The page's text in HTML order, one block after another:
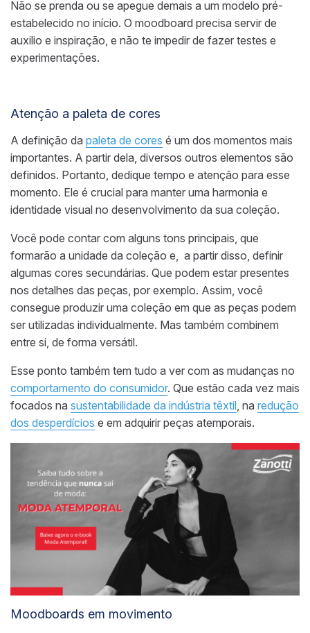
Não se prenda ou se apegue demais a um modelo pré-
estabelecido no início. O moodboard precisa servir de
auxilio e inspiração, e não te impedir de fazer testes e
experimentações.
Atenção a paleta de cores
A definição da paleta de cores é um dos momentos mais
importantes. A partir dela, diversos outros elementos são
definidos. Portanto, dedique tempo e atenção para esse
momento. Ele é crucial para manter uma harmonia e
identidade visual no desenvolvimento da sua coleção.
Você pode contar com alguns tons principais, que
formarão a unidade da coleção e, a partir disso, definir
algumas cores secundárias. Que podem estar presentes
nos detalhes das peças, por exemplo. Assim, você
consegue produzir uma coleção em que as peças podem
ser utilizadas individualmente. Mas também combinem
entre si, de forma versátil.
Esse ponto também tem tudo a ver com as mudanças no
comportamento do consumidor. Que estão cada vez mais
focados na sustentabilidade da indústria têxtil , na redução
dos desperdícios e em adquirir peças atemporais.
Moodboards em movimento